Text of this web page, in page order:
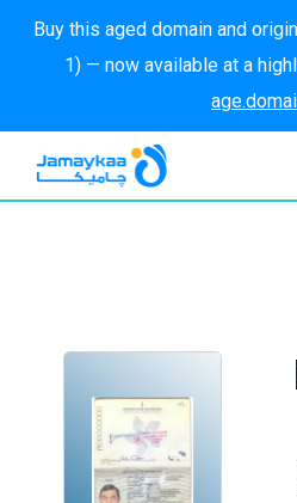
Buy this aged domain and
1) — now available at a